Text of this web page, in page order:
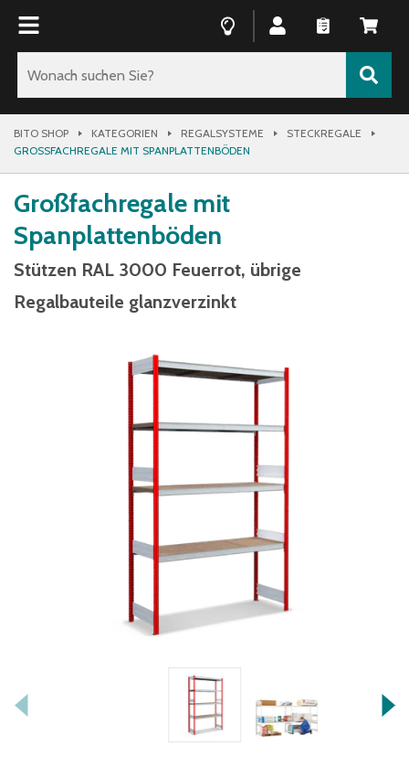
BITO SHOP KATEGORIEN REGALSYSTEME
STECKREGALE
GROSSFACHREGALE MIT SPANPLATTENBÖDEN
Großfachregale mit
Spanplattenböden
Stützen RAL 3000 Feuerrot, übrige
Regalbauteile glanzverzinkt